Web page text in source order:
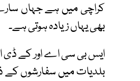
کراچی میں ہے جہاں
بھی یہاں زیادہ ہوتی ہے۔
ایس بی سی اے اور کے ڈی
بلدیات میں سفارشوں کے